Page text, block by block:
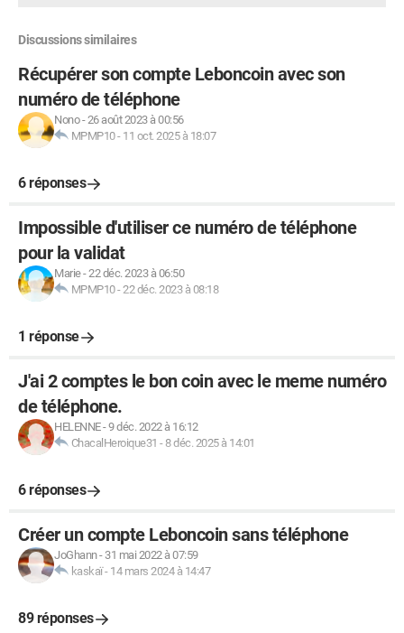
Discussions similaires
Récupérer son compte Leboncoin avec son
numéro de téléphone
Nono-26 août 2023 à 00:56
MPMP10- 11 oct. 2025 à 18:07
6 réponses
Impossible d'utiliser ce numéro de téléphone
pour la validat
Marie-22 déc. 2023 à 06:50
MPMP10-22 déc. 2023 à 08:18
1 réponse
J'ai 2 comptes le bon coin avec le meme numéro
de téléphone.
HELENNE-9 déc. 2022 à 16:12
ChacalHeroique31 - 8 déc. 2025 à 14:01
6 réponses
Créer un compte Leboncoin sans téléphone
JoGhann- 31 mai 2022 à 07:59
kaskaï- 14 mars 2024 à 14:47
89 réponses